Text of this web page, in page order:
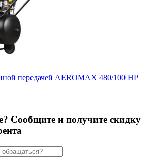
передачей AEROMAX 480/100 HP
Сообщите и получите скидку